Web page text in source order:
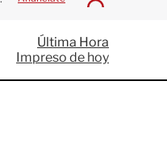
I
c
i
a
Última Hora
Impreso de hoy